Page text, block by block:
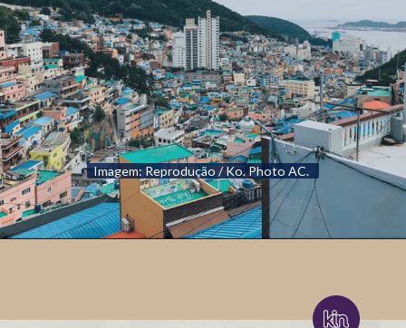
Imagem: Reprodução / Ko. Photo AC.
Imagem: Reprodução / Ko. Photo AC.